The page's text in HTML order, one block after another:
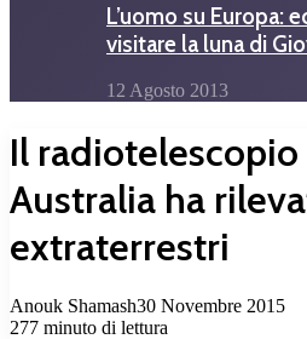
L’uomo su Europa:
visitare la luna di
12 Agosto 2013
Il radiotelescopio
Australia ha
extraterrestri
Anouk Shamash30 Novembre 2015
277 minuto di lettura